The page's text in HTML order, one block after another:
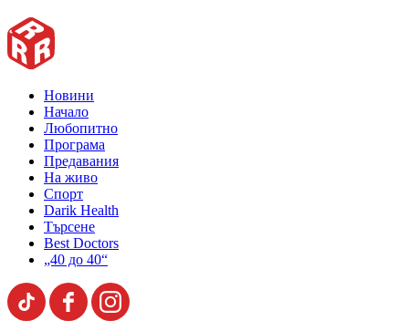
Новини
Начало
Любопитно
Програма
Предавания
На живо
Спорт
Darik Health
Търсене
Best Doctors
„40 до 40“